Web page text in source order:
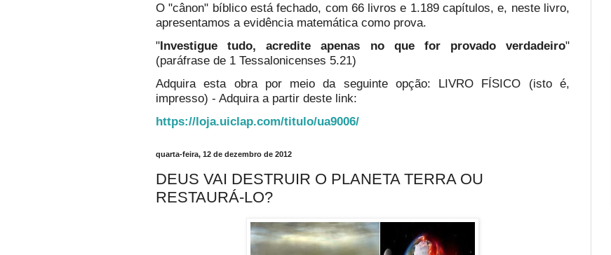
O "cânon" bíblico está fechado, com 66 livros e 1.189 capítulos, e, neste livro,
apresentamos a evidência matemática como prova.
"Investigue tudo, acredite apenas no que for provado verdadeiro"
(paráfrase de 1 Tessalonicenses 5.21)
Adquira esta obra por meio da seguinte opção: LIVRO FÍSICO (isto é,
impresso) - Adquira a partir deste link:
https://loja.uiclap.com/titulo/ua9006/
quarta-feira, 12 de dezembro de 2012
DEUS VAI DESTRUIR O PLANETA TERRA OU
RESTAURÁ-LO?